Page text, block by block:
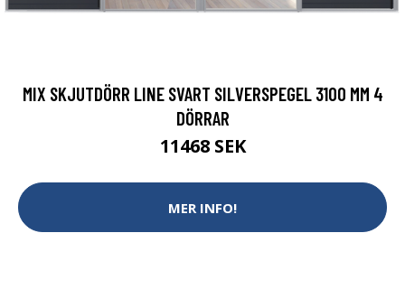
MIX SKJUTDÖRR LINE SVART SILVERSPEGEL 3100 MM 4
DÖRRAR
11468 SEK
MER INFO!